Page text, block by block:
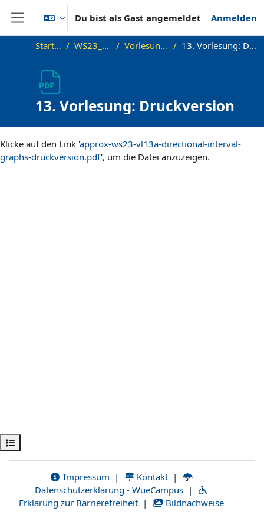
Zum Hauptinhalt
Website-Übersicht
Du bist als Gast angemeldet Anmelden
Kursindex öffnen
Startseite WS23_Approx Vorlesungsfolien 13. Vorlesung: Druckversion
13. Vorlesung: Druckversion
Klicke auf den Link 'approx-ws23-vl13a-directional-interval-
graphs-druckversion.pdf', um die Datei anzuzeigen.
Impressum | Kontakt |
Datenschutzerklärung - WueCampus |
Erklärung zur Barrierefreiheit | Bildnachweise